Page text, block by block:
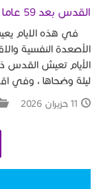
القدس بعد 59 عاما
في هذه الايام
الأصعدة النفسية
الأيام تعيش القدس
ليلة وضحاها ، وفي
11 حزيران 2026